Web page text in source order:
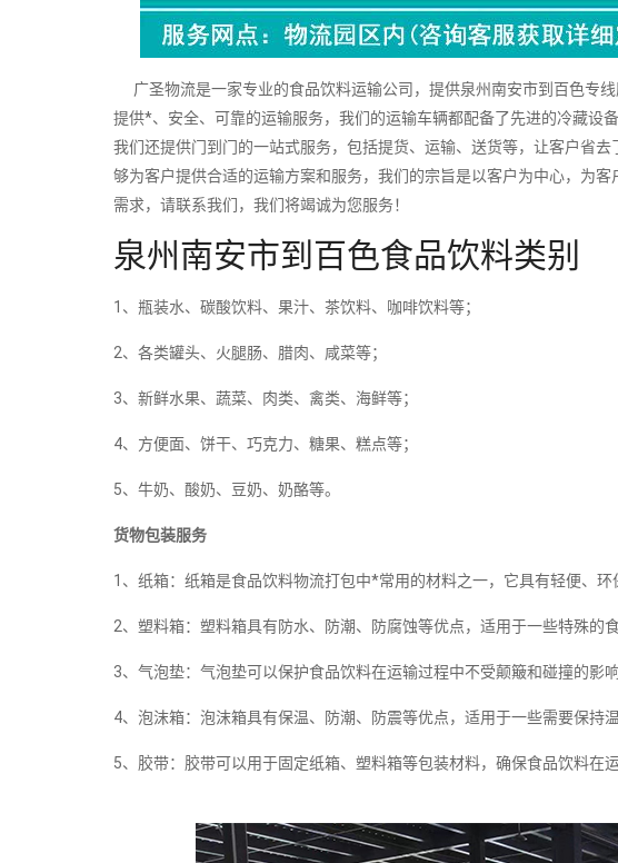
广圣物流是一家专业的食品饮料运输公司，提供泉州南安市到百色专
提供*、安全、可靠的运输服务，我们的运输车辆都配备了先进的冷藏设
我们还提供门到门的一站式服务，包括提货、运输、送货等，让客户省
够为客户提供合适的运输方案和服务，我们的宗旨是以客户为中心，为
需求，请联系我们，我们将竭诚为您服务！
泉州南安市到百色食品饮料类别
1、瓶装水、碳酸饮料、果汁、茶饮料、咖啡饮料等；
2、各类罐头、火腿肠、腊肉、咸菜等；
3、新鲜水果、蔬菜、肉类、禽类、海鲜等；
4、方便面、饼干、巧克力、糖果、糕点等；
5、牛奶、酸奶、豆奶、奶酪等。
货物包装服务
1、纸箱：纸箱是食品饮料物流打包中*常用的材料之一，它具有轻便、环
2、塑料箱：塑料箱具有防水、防潮、防腐蚀等优点，适用于一些特殊的
3、气泡垫：气泡垫可以保护食品饮料在运输过程中不受颠簸和碰撞的影响
4、泡沫箱：泡沫箱具有保温、防潮、防震等优点，适用于一些需要保持
5、胶带：胶带可以用于固定纸箱、塑料箱等包装材料，确保食品饮料在